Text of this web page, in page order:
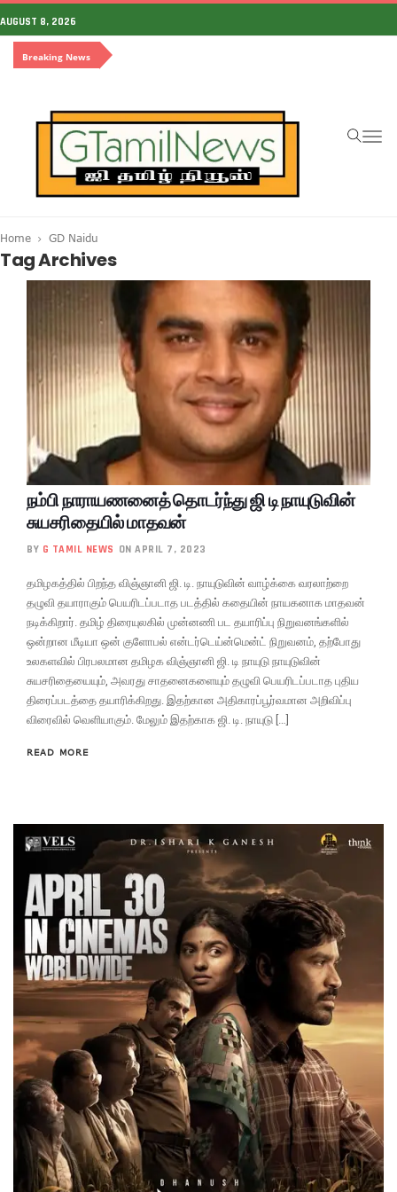
AUGUST 8, 2026
Breaking News
Home GD Naidu
Tag Archives
நம்பி நாராயணனைத் தொடர்ந்து ஜி டி நாயுடுவின்
சுயசரிதையில் மாதவன்
BY G TAMIL NEWS ON APRIL 7, 2023
தமிழகத்தில் பிறந்த விஞ்ஞானி ஜி. டி. நாயுடுவின் வாழ்க்கை வரலாற்றை
தழுவி தயாராகும் பெயரிடப்படாத படத்தில் கதையின் நாயகனாக மாதவன்
நடிக்கிறார்.‌ தமிழ் திரையுலகில் முன்னணி பட தயாரிப்பு நிறுவனங்களில்
ஒன்றான மீடியா ஒன் குளோபல் என்டர்டெய்ன்மென்ட் நிறுவனம், தற்போது
உலகளவில் பிரபலமான தமிழக விஞ்ஞானி ஜி. டி நாயுடு நாயுடுவின்
சுயசரிதையையும், அவரது சாதனைகளையும் தழுவி பெயரிடப்படாத புதிய
திரைப்படத்தை தயாரிக்கிறது. இதற்கான அதிகாரப்பூர்வமான அறிவிப்பு
விரைவில் வெளியாகும். மேலும் இதற்காக ஜி. டி. நாயுடு […]
READ MORE